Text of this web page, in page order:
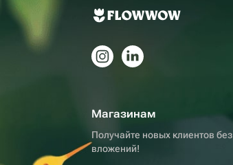
Магазинам
Получайте новых клиентов без
вложений!